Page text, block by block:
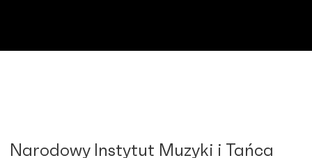
Narodowy Instytut Muzyki i Tańca